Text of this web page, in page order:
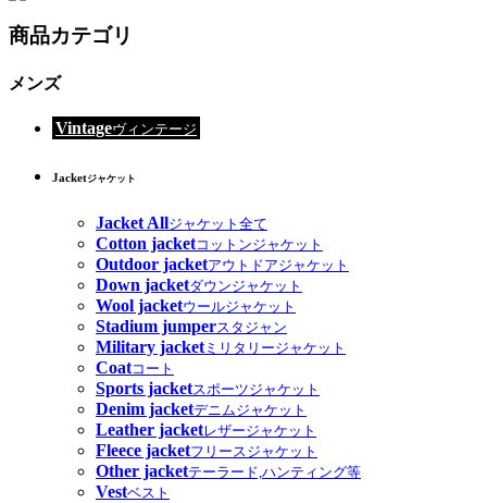
商品カテゴリ
メンズ
Vintageヴィンテージ
Jacketジャケット
Jacket Allジャケット全て
Cotton jacketコットンジャケット
Outdoor jacketアウトドアジャケット
Down jacketダウンジャケット
Wool jacketウールジャケット
Stadium jumperスタジャン
Military jacketミリタリージャケット
Coatコート
Sports jacketスポーツジャケット
Denim jacketデニムジャケット
Leather jacketレザージャケット
Fleece jacketフリースジャケット
Other jacketテーラード,ハンティング等
Vestベスト